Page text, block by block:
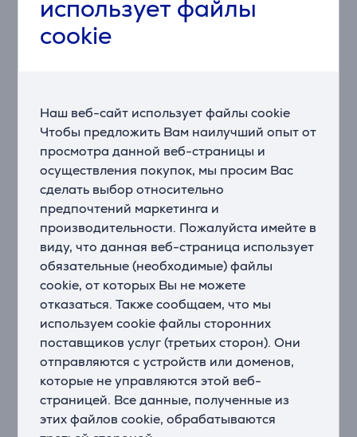
использует файлы
cookie
Наш веб-сайт использует файлы cookie
Чтобы предложить Вам наилучший опыт от
просмотра данной веб-страницы и
осуществления покупок, мы просим Вас
сделать выбор относительно
предпочтений маркетинга и
производительности. Пожалуйста имейте в
виду, что данная веб-страница использует
обязательные (необходимые) файлы
cookie, от которых Вы не можете
отказаться. Также сообщаем, что мы
используем cookie файлы сторонних
поставщиков услуг (третьих сторон). Они
отправляются с устройств или доменов,
которые не управляются этой веб-
страницей. Все данные, полученные из
этих файлов cookie, обрабатываются
sRGB обеспечивают четкие и точные цвета с
широким углом обзора. Контрастность 1500:1
Монитор предлагает широкий выбор портов,
включая USB-C с подачей питания (15 Вт), который
позволяет заряжать устройства с низким
энергопотреблением. Быстрые USB-порты удобно
расположены для легкого доступа.
Эргономичная и регулируемая конструкция
Настройте монитор по своим предпочтениям:
• Высота: до 150 мм
• Наклон: от -5° до +21°
• Поворот: до 45° в обе стороны
• Вращение: до 90°
Эффективное управление экраном
Программа Dell Display Manager позволяет
сохранять расположение экранов, создавать
профили и управлять несколькими мониторами с
помощью простых инструментов.